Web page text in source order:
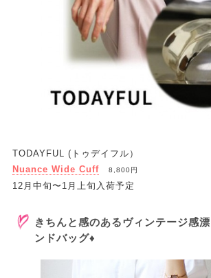
TODAYFUL (トゥデイフル）
Nuance Wide Cuff
8,800円
12月中旬〜1月上旬入荷予定
きちんと感のあるヴィンテージ感
ンドバッグ♦